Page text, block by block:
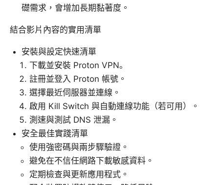
礎需求，會增加長期黏著度。
結合影片內容的實用清單
安裝與設定快速清單
下載並安裝 Proton VPN。
註冊並登入 Proton 帳號。
選擇最近伺服器並連線。
啟用 Kill Switch 與自動連線功能（若可用）。
測速與測試 DNS 泄漏。
安全最佳實踐清單
使用強密碼與兩步驟驗證。
避免在不信任網路下載敏感資料。
定期檢查與更新應用程式。